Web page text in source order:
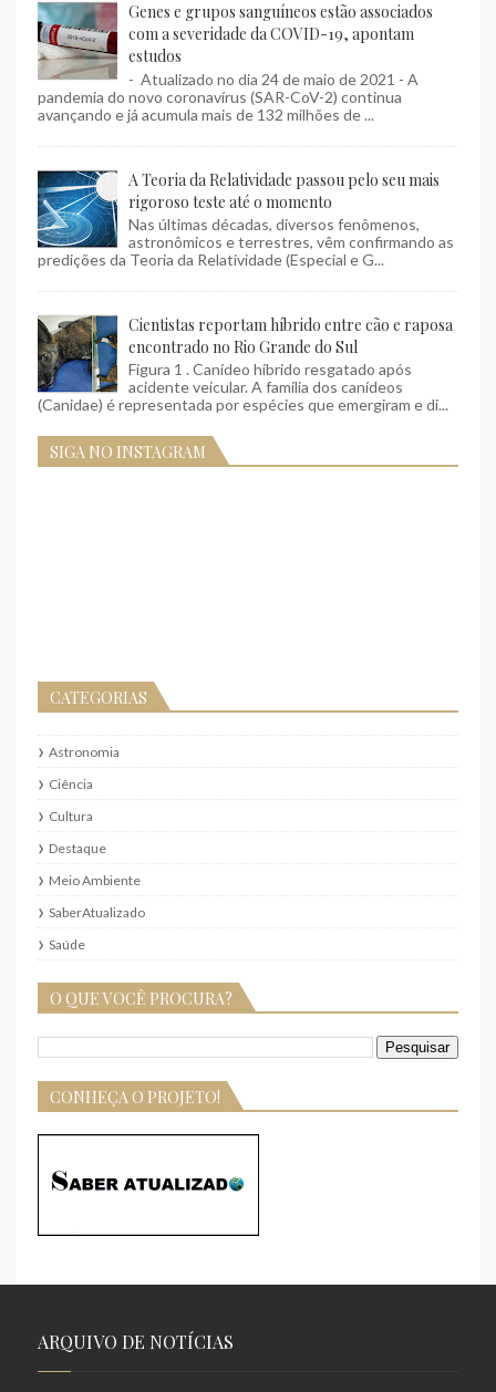
Genes e grupos sanguíneos estão associados
com a severidade da COVID-19, apontam
estudos
- Atualizado no dia 24 de maio de 2021 - A
pandemia do novo coronavírus (SAR-CoV-2) continua
avançando e já acumula mais de 132 milhões de ...
A Teoria da Relatividade passou pelo seu mais
rigoroso teste até o momento
Nas últimas décadas, diversos fenômenos,
astronômicos e terrestres, vêm confirmando as
predições da Teoria da Relatividade (Especial e G...
Cientistas reportam híbrido entre cão e raposa
encontrado no Rio Grande do Sul
Figura 1 . Canídeo híbrido resgatado após
acidente veicular. A família dos canídeos
(Canidae) é representada por espécies que emergiram e di...
SIGA NO INSTAGRAM
CATEGORIAS
Astronomia
Ciência
Cultura
Destaque
Meio Ambiente
SaberAtualizado
Saúde
O QUE VOCÊ PROCURA?
CONHEÇA O PROJETO!
ARQUIVO DE NOTÍCIAS